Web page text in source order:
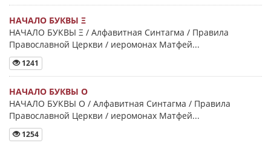
НАЧАЛО БУКВЫ Ξ
НАЧАЛО БУКВЫ Ξ / Алфавитная Синтагма / Правила
Православной Церкви / иеромонах Матфей...
1241
НАЧАЛО БУКВЫ Ο
НАЧАЛО БУКВЫ Ο / Алфавитная Синтагма / Правила
Православной Церкви / иеромонах Матфей...
1254